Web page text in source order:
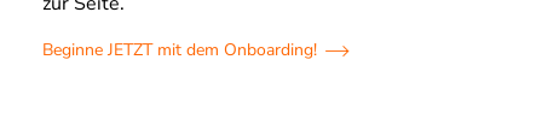
Beginne JETZT mit dem Onboarding!